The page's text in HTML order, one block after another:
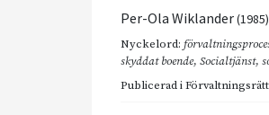
Per-Ola Wiklander(1985)
Nyckelord:
skyddat boende, Socialtjänst,
Publicerad i